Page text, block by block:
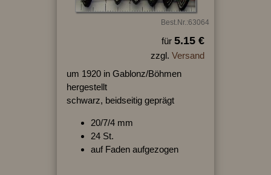
Best.Nr.:63064
für 5.15 €
zzgl. Versand
um 1920 in Gablonz/Böhmen
hergestellt
schwarz, beidseitig geprägt
20/7/4 mm
24 St.
auf Faden aufgezogen